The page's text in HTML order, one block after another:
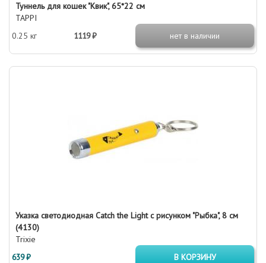
Туннель для кошек "Квик", 65*22 см
TAPPI
0.25 кг
1119 ₽ нет в наличии
Указка светодиодная Catch the Light с рисунком "Рыбка", 8 см
(4130)
Trixie
639 ₽
В КОРЗИНУ